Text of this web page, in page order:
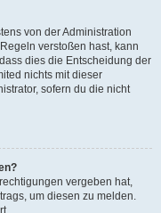
von der Administration
verstoßen hast, kann
dies die Entscheidung der
nichts mit dieser
sofern du die nicht
vergeben hat,
um diesen zu melden.